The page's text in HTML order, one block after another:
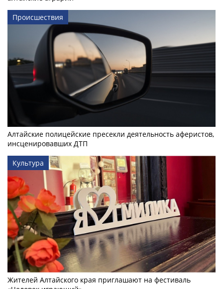
Происшествия
Алтайские полицейские пресекли деятельность аферистов,
инсценировавших ДТП
Культура
Жителей Алтайского края приглашают на фестиваль